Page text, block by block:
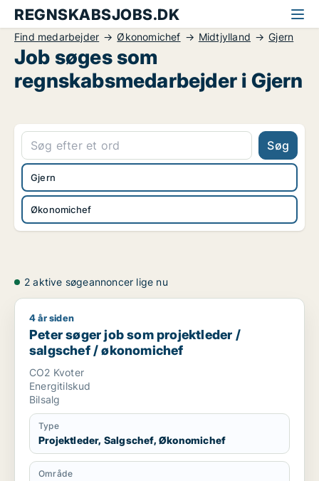
REGNSKABSJOBS.DK
Find medarbejder Økonomichef Midtjylland Gjern
Job søges som
regnskabsmedarbejder i Gjern
Søg
Økonomichef
Gjern
2 aktive søgeannoncer lige nu
Peter søger job som projektleder / salgschef / økonomichef
4 år siden
Peter søger job som projektleder /
salgschef / økonomichef
CO2 Kvoter
Energitilskud
Bilsalg
Type
Projektleder, Salgschef, Økonomichef
Område